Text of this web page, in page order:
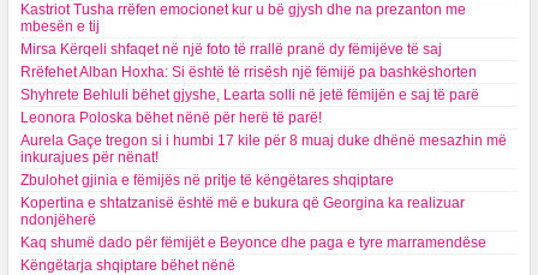
Kastriot Tusha rrëfen emocionet kur u bë gjysh dhe na prezanton me
mbesën e tij
Mirsa Kërqeli shfaqet në një foto të rrallë pranë dy fëmijëve të saj
Rrëfehet Alban Hoxha: Si është të rrisësh një fëmijë pa bashkëshorten
Shyhrete Behluli bëhet gjyshe, Learta solli në jetë fëmijën e saj të parë
Leonora Poloska bëhet nënë për herë të parë!
Aurela Gaçe tregon si i humbi 17 kile për 8 muaj duke dhënë mesazhin më
inkurajues për nënat!
Zbulohet gjinia e fëmijës në pritje të këngëtares shqiptare
Kopertina e shtatzanisë është më e bukura që Georgina ka realizuar
ndonjëherë
Kaq shumë dado për fëmijët e Beyonce dhe paga e tyre marramendëse
Këngëtarja shqiptare bëhet nënë